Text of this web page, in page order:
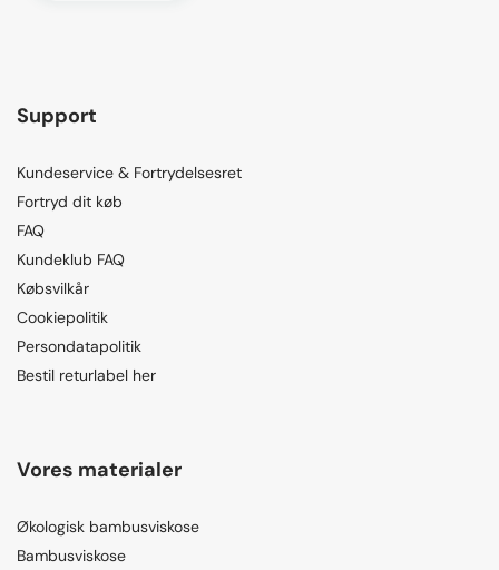
Support
Kundeservice & Fortrydelsesret
Fortryd dit køb
FAQ
Kundeklub FAQ
Købsvilkår
Cookiepolitik
Persondatapolitik
Bestil returlabel her
Vores materialer
Økologisk bambusviskose
Bambusviskose